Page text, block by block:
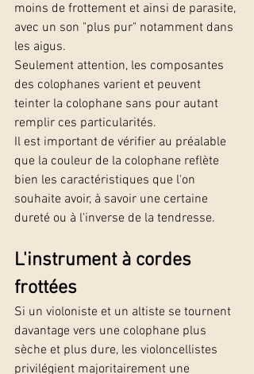
moins de frottement et ainsi de parasite,
avec un son "plus pur" notamment dans
les aigus.
Seulement attention, les composantes
des colophanes varient et peuvent
teinter la colophane sans pour autant
remplir ces particularités.
Il est important de vérifier au préalable
que la couleur de la colophane reflète
bien les caractéristiques que l'on
souhaite avoir, à savoir une certaine
dureté ou à l'inverse de la tendresse.
L'instrument à cordes
frottées
Si un violoniste et un altiste se tournent
davantage vers une colophane plus
sèche et plus dure, les violoncellistes
privilégient majoritairement une